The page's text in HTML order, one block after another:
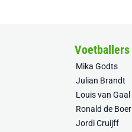
Voetballers
Mika Godts
Julian Brandt
Louis van Gaal
Ronald de Boer
Jordi Cruijff